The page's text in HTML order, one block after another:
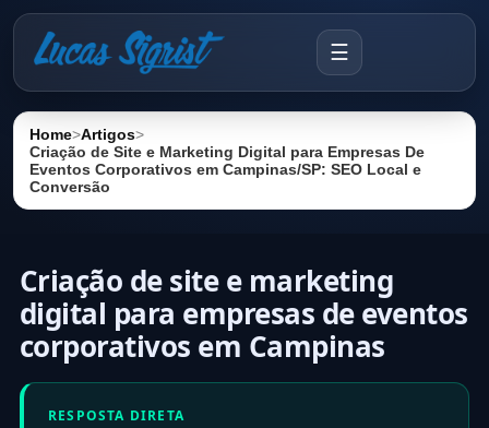
☰
Home>Artigos>
Criação de Site e Marketing Digital para Empresas De
Eventos Corporativos em Campinas/SP: SEO Local e
Conversão
Criação de site e marketing
digital para empresas de eventos
corporativos em Campinas
RESPOSTA DIRETA